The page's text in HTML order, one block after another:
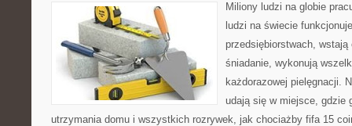
Miliony ludzi na globie
ludzi na świecie
przedsiębiorstwach,
śniadanie, wykonują
każdorazowej pielęgnacji.
udają się w miejsce, gdzie
utrzymania domu i wszystkich rozrywek, jak chociażby fifa 15